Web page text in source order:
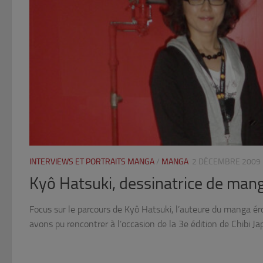
INTERVIEWS ET PORTRAITS MANGA / MANGA 2 DÉCEMBRE 2009
Kyô Hatsuki, dessinatrice de
Focus sur le parcours de Kyô Hatsuki, l’auteure du manga
avons pu rencontrer à l’occasion de la 3e édition de Chibi